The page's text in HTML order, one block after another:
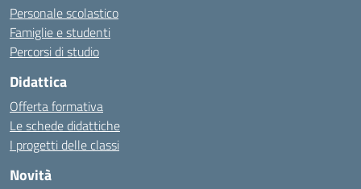
Personale scolastico
Famiglie e studenti
Percorsi di studio
Didattica
Offerta formativa
Le schede didattiche
I progetti delle classi
Novità